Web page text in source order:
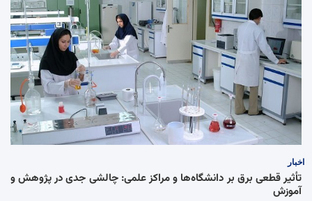
اخبار
تأثیر قطعی برق بر دانشگاه‌ها و مراکز علمی: چالشی جدی در پژوهش و
آموزش